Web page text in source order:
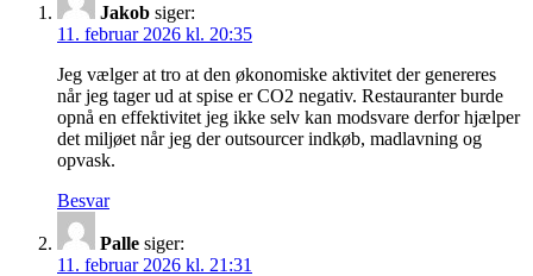
Jakob siger:
11. februar 2026 kl. 20:35
Jeg vælger at tro at den økonomiske aktivitet der genereres
når jeg tager ud at spise er CO2 negativ. Restauranter burde
opnå en effektivitet jeg ikke selv kan modsvare derfor hjælper
det miljøet når jeg der outsourcer indkøb, madlavning og
opvask.
Besvar
Palle siger:
11. februar 2026 kl. 21:31